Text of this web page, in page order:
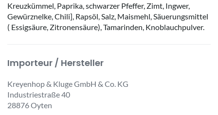
Kreuzkümmel, Paprika, schwarzer Pfeffer, Zimt, Ingwer,
Gewürznelke, Chili], Rapsöl, Salz, Maismehl, Säuerungsmittel
( Essigsäure, Zitronensäure), Tamarinden, Knoblauchpulver.
Importeur / Hersteller
Kreyenhop & Kluge GmbH & Co. KG
Industriestraße 40
28876 Oyten